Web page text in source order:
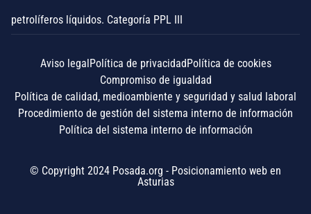
petrolíferos líquidos. Categoría PPL III
Aviso legalPolítica de privacidadPolítica de cookies
Compromiso de igualdad
Política de calidad, medioambiente y seguridad y salud laboral
Procedimiento de gestión del sistema interno de información
Política del sistema interno de información
© Copyright 2024 Posada.org - Posicionamiento web en
Asturias